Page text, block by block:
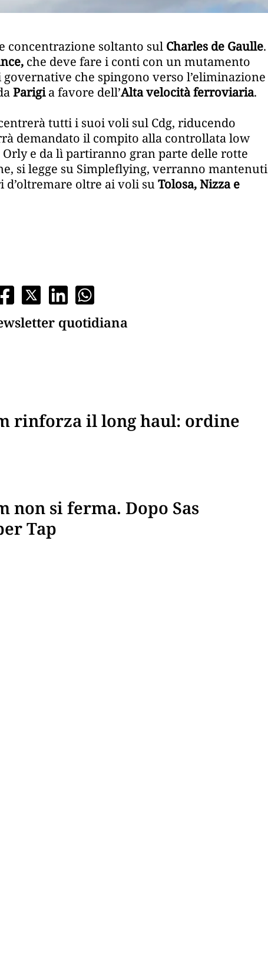
concentrazione soltanto sul Charles de Gaulle.
che deve fare i conti con un mutamento
che spingono verso l’eliminazione
Parigia favore dell’Alta velocità ferroviaria.
tutti i suoi voli sul Cdg, riducendo
demandato il compito alla controllata low
Orly e da lì partiranno gran parte delle rotte
si legge su Simpleflying, verranno mantenuti
oltre ai voli suTolosa, Nizza e
quotidiana
rinforza il long haul: ordine
non si ferma. Dopo Sas
Tap